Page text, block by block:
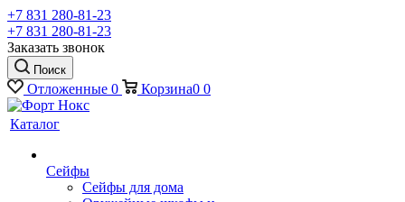
+7 831 280-81-23
+7 831 280-81-23
Заказать звонок
Поиск
Отложенные 0 Корзина0 0
Каталог
Сейфы
Сейфы для дома